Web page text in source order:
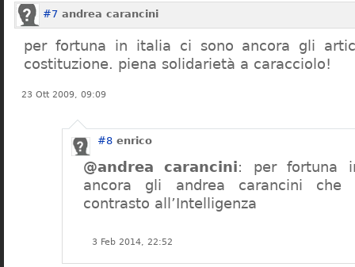
#7 andrea carancini
per fortuna in italia ci sono ancora gli
costituzione. piena solidarietà a caracciolo!
23 Ott 2009, 09:09
#8 enrico
@andrea carancini: per fortuna
ancora gli andrea carancini
contrasto all’Intelligenza
3 Feb 2014, 22:52